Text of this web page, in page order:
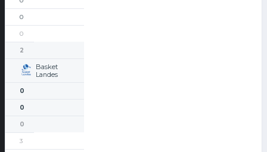
0
0
2
Basket
Landes
0
0
0
3